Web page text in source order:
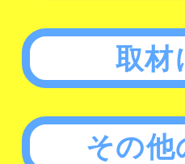
取材
その他